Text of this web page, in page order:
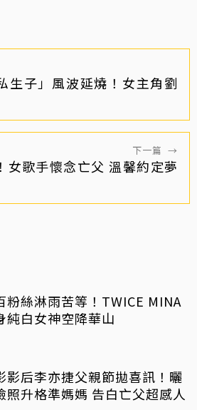
生子」風波延燒！女主角劉
下一篇 →
女歌手懷念亡父 溫馨約定夢
粉絲淋雨苦等！TWICE MINA
純白女神空降華山
影后李亦捷父親節拋喜訊！曬
照升格準媽媽 告白亡父超感人